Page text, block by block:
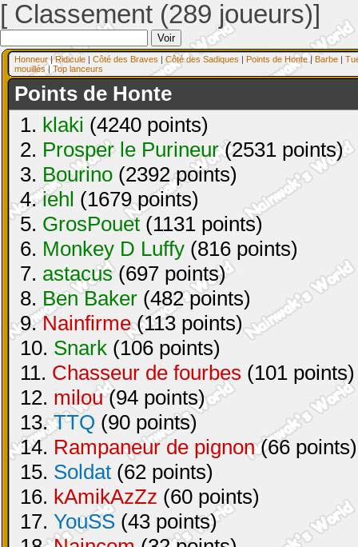
[ Classement (289 joueurs)]
Honneur|Ridicule | Côté des Braves | Côté des Sadiques | Points de Honte| Barbe |
mouillés| Top lanceurs
Points de Honte
1. klaki (4240 points)
2. Prosper le Purineur(2531 points)
3. Bourino (2392 points)
4.iehl (1679 points)
5. GrosPouet (1131 points)
6. Monkey D Luffy (816 points)
7. astacus(697 points)
8. Ben Baker (482 points)
9.Nainfirme(113 points)
10. Snark (106 points)
11. Chasseur de fourbes (101 points)
12. milou(94 points)
13.TTQ (90 points)
14. Rampaneur de pignon(66 points)
15. Soldat (62 points)
16. kAmikAzZz (60 points)
17. YouSS (43 points)